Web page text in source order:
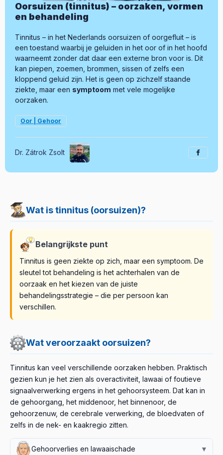
Oorsuizen (tinnitus) – oorzaken, vormen
en behandeling
Tinnitus – in het Nederlands oorsuizen of oorgefluit – is
een toestand waarbij je geluiden in het oor of in het hoofd
waarneemt zonder dat daar een externe bron voor is. Dit
kan piepen, zoemen, brommen, sissen of zelfs een
kloppend geluid zijn. Het is geen op zichzelf staande
ziekte, maar een symptoom met vele mogelijke
oorzaken.
Oor | Gehoor
Dr. Zátrok Zsolt
Wat is tinnitus (oorsuizen)?
Belangrijkste punt
Tinnitus is geen ziekte op zich, maar een symptoom. De
sleutel tot behandeling is het achterhalen van de
oorzaak en het kiezen van de juiste
behandelingsstrategie – die per persoon kan
verschillen.
Wat veroorzaakt oorsuizen?
Tinnitus kan veel verschillende oorzaken hebben. Praktisch
gezien kun je het zien als overactiviteit, lawaai of foutieve
signaalverwerking ergens in het gehoorsysteem. Dat kan in
de gehoorgang, het middenoor, het binnenoor, de
gehoorzenuw, de cerebrale verwerking, de bloedvaten of
zelfs in de nek- en kaakregio zitten.
Gehoorverlies en lawaaischade ▼